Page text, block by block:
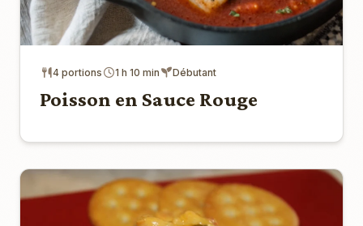
4 portions 1 h 10 min Débutant
Poisson en Sauce Rouge